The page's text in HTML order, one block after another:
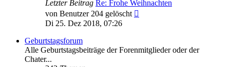
Letzter Beitrag Re: Frohe Weihnachten
von Benutzer 204 gelöscht
Di 25. Dez 2018, 07:26
Geburtstagsforum
Alle Geburtstagsbeiträge der Forenmitglieder oder der
Chater...